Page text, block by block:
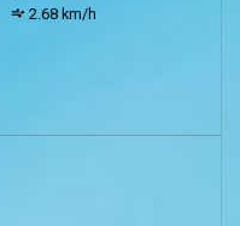
wind:
2.68 km/h